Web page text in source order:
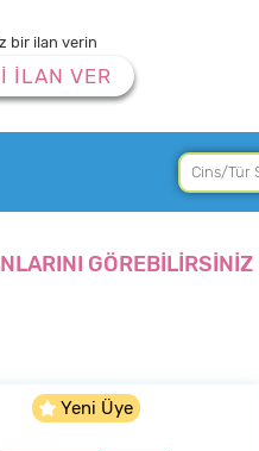
bir ilan verin
İLAN VER
GÖREBİLİRSİNİZ
Yeni Üye